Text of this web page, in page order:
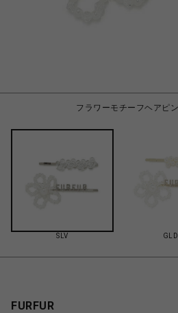
フラワーモチーフヘアピ
SLV GLD
FURFUR